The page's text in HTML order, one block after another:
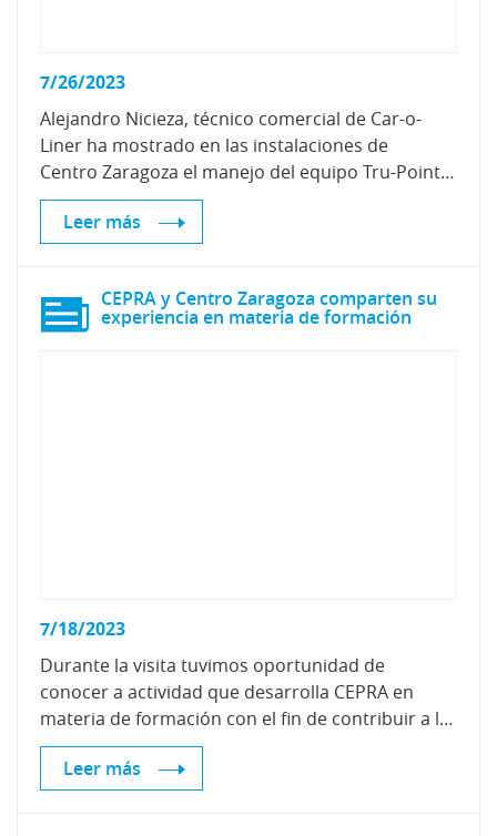
7/26/2023
Alejandro Nicieza, técnico comercial de Car-o-
Liner ha mostrado en las instalaciones de
Centro Zaragoza el manejo del equipo Tru-Point, una solución integral para una calibración precisa, rápida y fácil de los dispositivos ADAS
Leer más
CEPRA y Centro Zaragoza comparten su
experiencia en materia de formación
7/18/2023
Durante la visita tuvimos oportunidad de
conocer a actividad que desarrolla CEPRA en
materia de formación con el fin de contribuir a la mejora sostenible del entorno económico y social del sector de la automoción.
Leer más